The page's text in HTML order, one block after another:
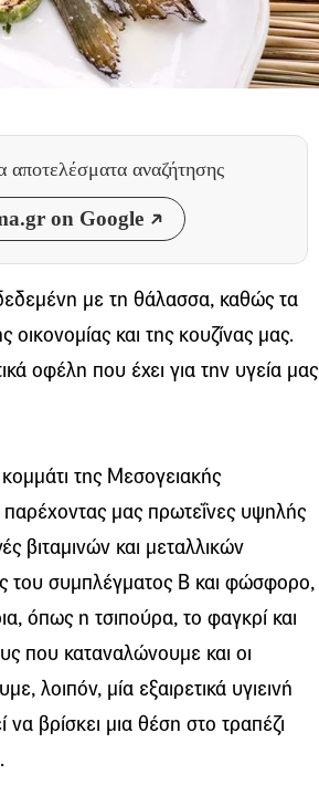
αποτελέσματα αναζήτησης
on Google
με τη θάλασσα, καθώς τα
και της κουζίνας μας.
οφέλη που έχει για την υγεία μας
της Μεσογειακής
παρέχοντας μας πρωτεΐνες υψηλής
βιταμινών και μεταλλικών
του συμπλέγματος B και φώσφορο,
όπως η τσιπούρα, το φαγκρί και
που καταναλώνουμε και οι
λοιπόν, μία εξαιρετικά υγιεινή
βρίσκει μια θέση στο τραπέζι